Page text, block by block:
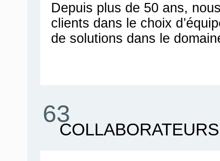
63
COLLABORATEURS
Depuis plus de 50 ans,
clients dans le choix
de solutions dans le